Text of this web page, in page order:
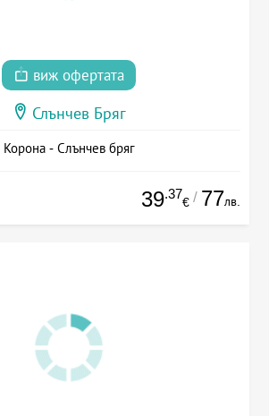
виж офертата
Слънчев Бряг
Корона - Слънчев бряг
39.37
€ / 77лв.